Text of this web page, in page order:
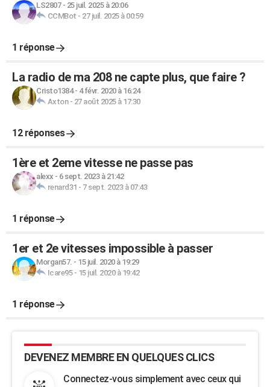
LS2807- 25 juil. 2025 à 20:06
CCMBot - 27 juil. 2025 à 00:59
1 réponse
La radio de ma 208 ne capte plus, que faire ?
Cristo1384- 4 févr. 2020 à 16:24
Axton- 27 août 2025 à 17:30
12 réponses
1ère et 2eme vitesse ne passe pas
alexx - 6 sept. 2023 à 21:42
renard31 - 7 sept. 2023 à 07:43
1 réponse
1er et 2e vitesses impossible à passer
Morgan57. - 15 juil. 2020 à 19:29
Icare95- 15 juil. 2020 à 19:42
1 réponse
DEVENEZ MEMBRE EN QUELQUES CLICS
Connectez-vous simplement avec ceux qui